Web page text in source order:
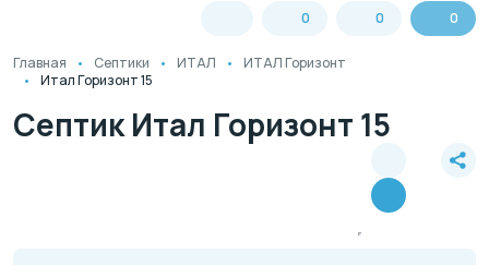
0 0 0
Главная Септики ИТАЛ
ИТАЛ Горизонт
Итал Горизонт 15
Септик Итал Горизонт 15